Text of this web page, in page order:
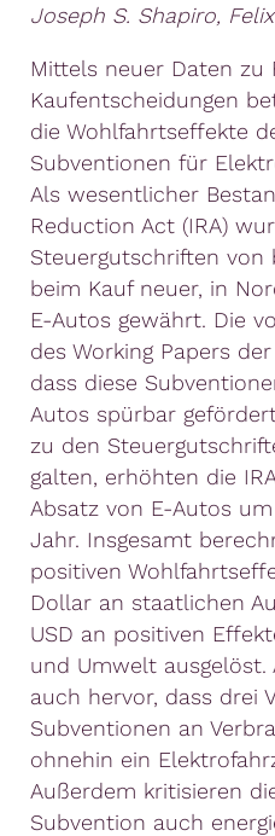
Joseph S. Shapiro,
Mittels neuer Daten zu
Kaufentscheidungen
die Wohlfahrtseffekte
Subventionen für
Als wesentlicher
Reduction Act (IRA)
Steuergutschriften von
beim Kauf neuer, in
E-Autos gewährt. Die
des Working Papers
dass diese
Autos spürbar
zu den
galten, erhöhten die
Absatz von E-Autos
Jahr. Insgesamt
positiven
Dollar an staatlichen
USD an positiven
und Umwelt ausgelöst.
auch hervor, dass drei
Subventionen an
ohnehin ein
Außerdem kritisieren
Subvention auch